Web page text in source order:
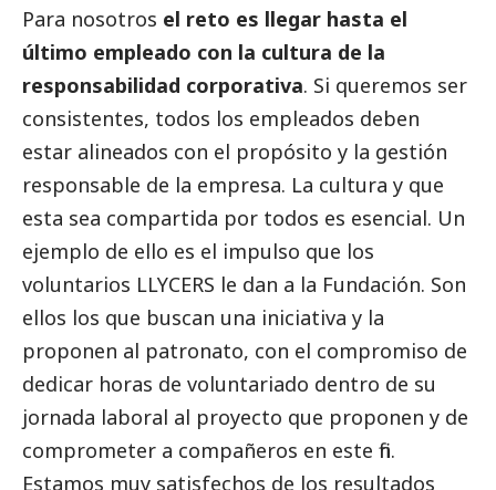
Para nosotros el reto es llegar hasta el
último empleado con la cultura de la
responsabilidad corporativa. Si queremos ser
consistentes, todos los empleados deben
estar alineados con el propósito y la gestión
responsable de la empresa. La cultura y que
esta sea compartida por todos es esencial. Un
ejemplo de ello es el impulso que los
voluntarios LLYCERS le dan a la Fundación. Son
ellos los que buscan una iniciativa y la
proponen al patronato, con el compromiso de
dedicar horas de voluntariado dentro de su
jornada laboral al proyecto que proponen y de
comprometer a compañeros en este fin.
Estamos muy satisfechos de los resultados